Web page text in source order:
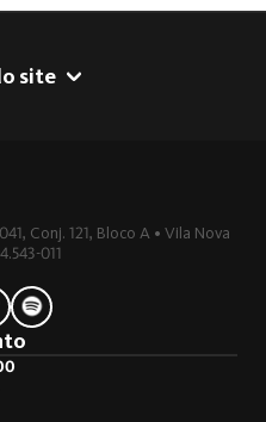
site
Conj. 121, Bloco A • Vila Nova
011